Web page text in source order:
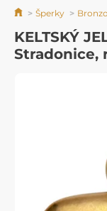
Šperky
KELTSKÝ
Stradonice,